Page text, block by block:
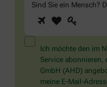
Sind Sie ein Mensch?
Sind
Sie
ein
Mensch?
Dann
wählen
Sie
1 2
Ich möchte den im
Service abonnieren,
GmbH (AHD)
meine E-Mail-